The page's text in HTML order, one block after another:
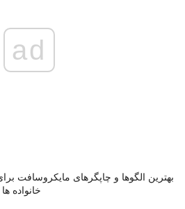
ad
بهترین الگوها و چاپگرهای مایکروسافت
خانواده